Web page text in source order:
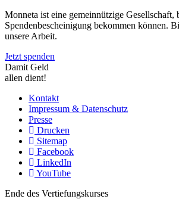
Monneta ist eine gemeinnützige Gesellschaft,
Spendenbescheinigung bekommen können.
unsere Arbeit.
Jetzt spenden
Damit Geld
allen dient!
Kontakt
Impressum & Datenschutz
Presse
Drucken
Sitemap
Facebook
LinkedIn
YouTube
Ende des Vertiefungskurses